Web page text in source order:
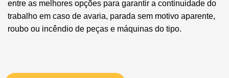
entre as melhores opções para garantir a continuidade do
trabalho em caso de avaria, parada sem motivo aparente,
roubo ou incêndio de peças e máquinas do tipo.